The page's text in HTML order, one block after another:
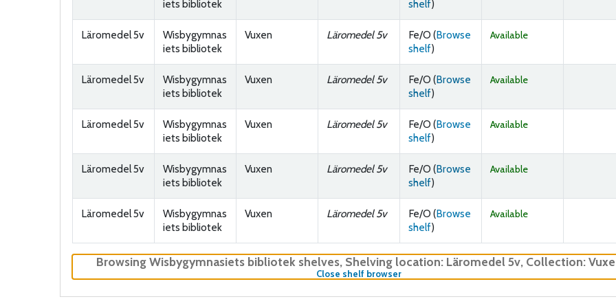
iets bibliotek shelf(Opens below)
)
Läromedel 5v
Wisbygymnas
iets bibliotek
Vuxen Läromedel 5v Fe/O (Browse
shelf(Opens below)
)
Available
Läromedel 5v
Wisbygymnas
iets bibliotek
Vuxen Läromedel 5v Fe/O (Browse
shelf(Opens below)
)
Available
Läromedel 5v
Wisbygymnas
iets bibliotek
Vuxen Läromedel 5v Fe/O (Browse
shelf(Opens below)
)
Available
Läromedel 5v
Wisbygymnas
iets bibliotek
Vuxen Läromedel 5v Fe/O (Browse
shelf(Opens below)
)
Available
Läromedel 5v
Wisbygymnas
iets bibliotek
Vuxen Läromedel 5v Fe/O (Browse
shelf(Opens below)
)
Available
Browsing Wisbygymnasiets bibliotek shelves, Shelving location:Läromedel 5v, Collection:
Close shelf browser(Hides shelf browser)